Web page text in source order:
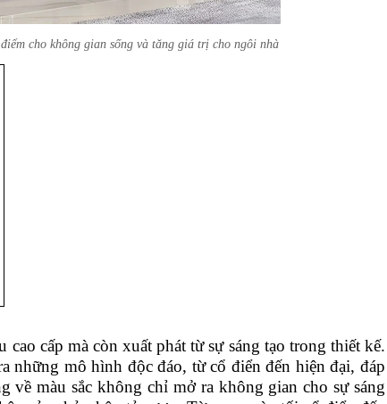
cho không gian sống và tăng giá trị cho ngôi nhà
cao cấp mà còn xuất phát từ sự sáng tạo trong thiết kế.
những mô hình độc đáo, từ cổ điển đến hiện đại, đáp
về màu sắc không chỉ mở ra không gian cho sự sáng